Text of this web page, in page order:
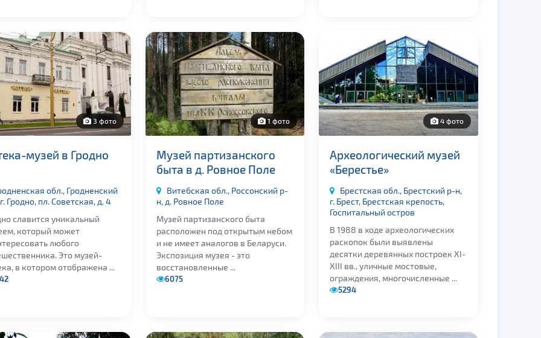
3 фото
музей в Гродно
обл., Гродненский
Гродно, пл. Советская, д. 4
славится уникальный
который может
любого
Это музей-
в котором отображена ...
1 фото
Музей партизанского
быта в д. Ровное Поле
Витебская обл., Россонский р-
н, д. Ровное Поле
Музей партизанского быта
расположен под открытым небом
и не имеет аналогов в Беларуси.
Экспозиция музея - это
восстановленные ...
6075
4 фото
Археологический музей
«Берестье»
Брестская обл., Брестский р-н,
г. Брест, Брестская крепость,
Госпитальный остров
В 1988 в ходе археологических
раскопок были выявлены
десятки деревянных построек XI-
XIII вв., уличные мостовые,
ограждения, многочисленные ...
5294